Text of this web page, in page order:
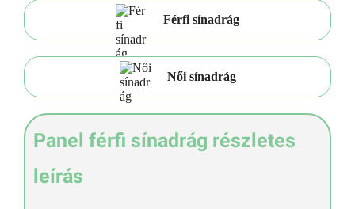
Férfi sínadrág
Női sínadrág
Panel férfi sínadrág részletes
leírás